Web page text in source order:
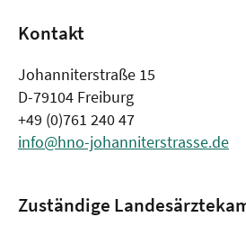
Kontakt
Johanniterstraße 15
D-79104 Freiburg
+49 (0)761 240 47
info@hno-johanniterstrasse.de
Zuständige